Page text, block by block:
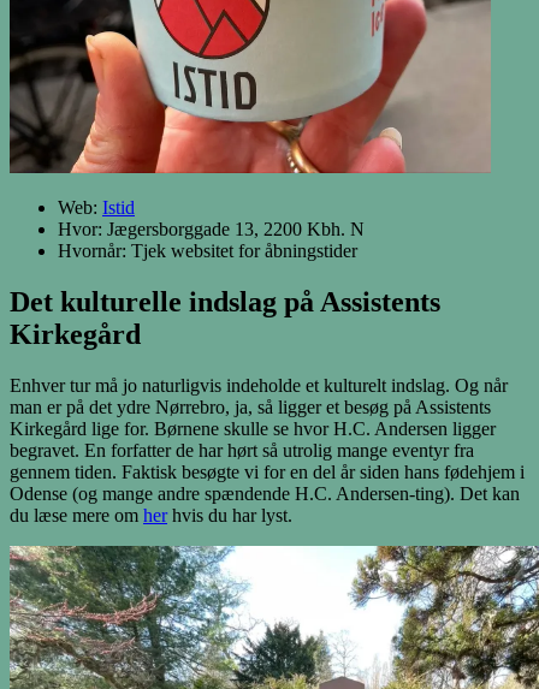
Web: Istid
Hvor: Jægersborggade 13, 2200 Kbh. N
Hvornår: Tjek websitet for åbningstider
Det kulturelle indslag på Assistents
Kirkegård
Enhver tur må jo naturligvis indeholde et kulturelt indslag. Og når
man er på det ydre Nørrebro, ja, så ligger et besøg på Assistents
Kirkegård lige for. Børnene skulle se hvor H.C. Andersen ligger
begravet. En forfatter de har hørt så utrolig mange eventyr fra
gennem tiden. Faktisk besøgte vi for en del år siden hans fødehjem i
Odense (og mange andre spændende H.C. Andersen-ting). Det kan
du læse mere om herhvis du har lyst.